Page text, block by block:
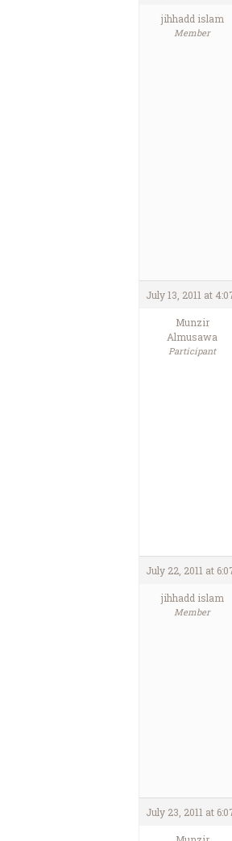
jihhadd islam
Member
July 13, 2011 at
Munzir
Almusawa
Participant
July 22, 2011 at
jihhadd islam
Member
July 23, 2011 at